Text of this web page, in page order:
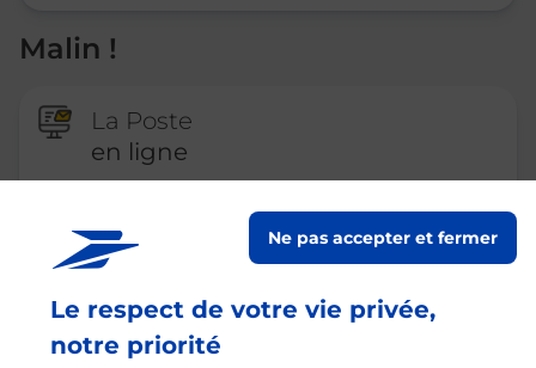
Le respect de votre vie privée,
notre priorité
Ne pas accepter et fermer
Malin !
La Poste
en ligne
En savoir plus
Recherchez un autre point de contact